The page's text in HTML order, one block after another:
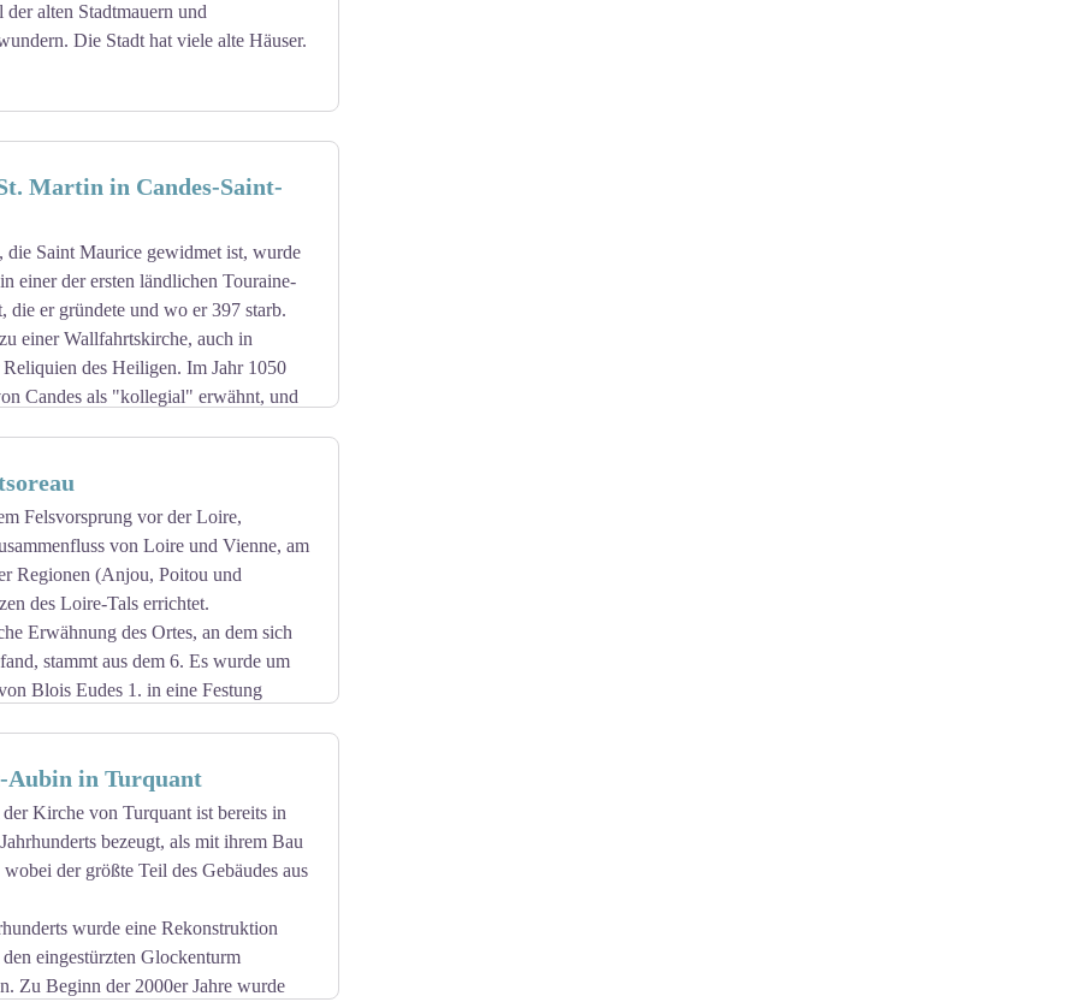
alten Stadtmauern und
Die Stadt hat viele alte Häuser.
Martin in Candes-Saint-
die Saint Maurice gewidmet ist, wurde
einer der ersten ländlichen Touraine-
die er gründete und wo er 397 starb.
einer Wallfahrtskirche, auch in
des Heiligen. Im Jahr 1050
Candes als "kollegial" erwähnt, und
Kirche Saint-Martin de Candes wurde
Die Hinzufügung von Merkmalen im
Stiftskirche zu einer der wenigen
Sie gilt als "das
der Kathedrale Saint-Gatien in Tours".
einen Streit zwischen Ordensleuten
397, geschwächt durch sein Alter
5. Jahrhundert ein Wallfahrtsort,
Die von ihm dem heiligen Mauritius
sie durch ein Kollegium von zwölf
wurde die Kirche Saint-
Felsvorsprung vor der Loire,
von Loire und Vienne, am
Regionen (Anjou, Poitou und
des Loire-Tals errichtet.
Erwähnung des Ortes, an dem sich
stammt aus dem 6. Es wurde um
Blois Eudes 1. in eine Festung
am Ufer der Loire. Erbaut
II. von Chambes, dem ersten
XI., Botschafter in Venedig und
Aubin in Turquant
Kirche von Turquant ist bereits in
bezeugt, als mit ihrem Bau
der größte Teil des Gebäudes aus
wurde eine Rekonstruktion
eingestürzten Glockenturm
Zu Beginn der 2000er Jahre wurde